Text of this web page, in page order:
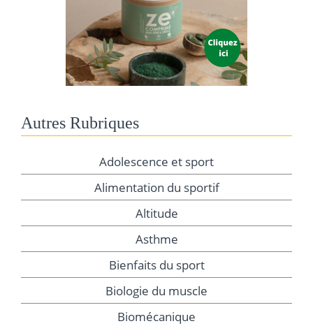
Autres Rubriques
Adolescence et sport
Alimentation du sportif
Altitude
Asthme
Bienfaits du sport
Biologie du muscle
Biomécanique